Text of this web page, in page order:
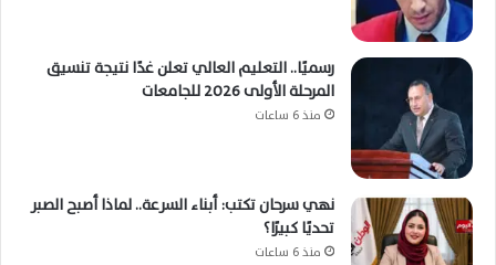
رسميًا.. التعليم العالي تعلن غدًا نتيجة تنسيق
المرحلة الأولى 2026 للجامعات
منذ 6 ساعات
نهي سرحان تكتب: أبناء السرعة.. لماذا أصبح الصبر
تحديًا كبيرًا؟
منذ 6 ساعات